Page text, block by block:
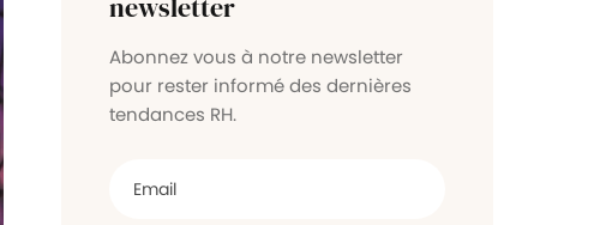
newsletter
Abonnez vous à notre newsletter
pour rester informé des dernières
tendances RH.
Contrôle d'accès